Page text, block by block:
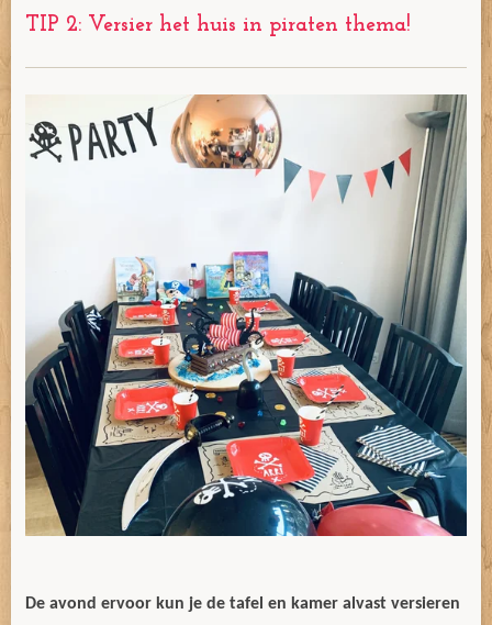
TIP 2: Versier het huis in piraten thema!
De avond ervoor kun je de tafel en kamer alvast versieren